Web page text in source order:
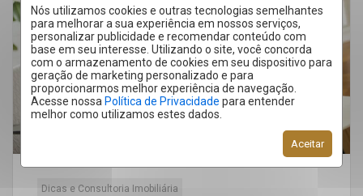
Nós utilizamos cookies e outras tecnologias semelhantes
para melhorar a sua experiência em nossos serviços,
personalizar publicidade e recomendar conteúdo com
base em seu interesse. Utilizando o site, você concorda
com o armazenamento de cookies em seu dispositivo para
geração de marketing personalizado e para
proporcionarmos melhor experiência de navegação.
Acesse nossa Política de Privacidade para entender
melhor como utilizamos estes dados.
Aceitar
29
Maio
Dicas e Consultoria Imobiliária